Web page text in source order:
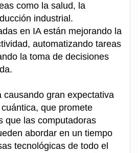
como la salud, la
industrial.
en IA están mejorando la
automatizando tareas
la toma de decisiones
causando gran expectativa
que promete
que las computadoras
abordar en un tiempo
tecnológicas de todo el